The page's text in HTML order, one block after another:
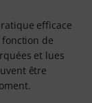
efficace
de
et lues
être